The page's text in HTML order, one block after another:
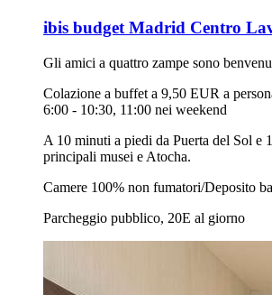
ibis budget Madrid Centro
Gli amici a quattro zampe sono
Colazione a buffet a 9,50 EUR a
6:00 - 10:30, 11:00 nei weekend
A 10 minuti a piedi da Puerta del Sol e
principali musei e Atocha.
Camere 100% non fumatori/Deposito
Parcheggio pubblico, 20E al giorno